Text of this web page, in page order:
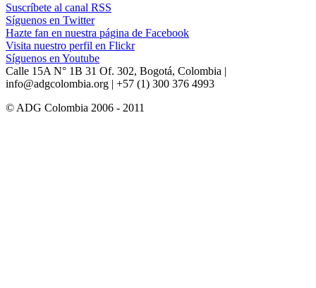
Suscríbete al canal RSS
Síguenos en Twitter
Hazte fan en nuestra página de Facebook
Visita nuestro perfil en Flickr
Síguenos en Youtube
Calle 15A N° 1B 31 Of. 302, Bogotá, Colombia |
info@adgcolombia.org | +57 (1) 300 376 4993
© ADG Colombia 2006 - 2011